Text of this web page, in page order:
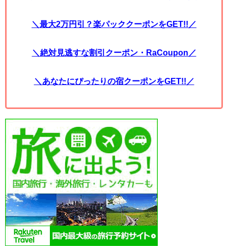
＼最大2万円引？楽パッククーポンをGET!!／
＼絶対見逃すな割引クーポン・RaCoupon／
＼あなたにぴったりの宿クーポンをGET!!／